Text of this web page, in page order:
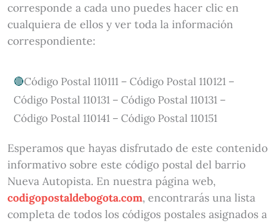
corresponde a cada uno puedes hacer clic en
cualquiera de ellos y ver toda la información
correspondiente:
Código Postal 110111 – Código Postal 110121 –
Código Postal 110131 – Código Postal 110131 –
Código Postal 110141 – Código Postal 110151
Esperamos que hayas disfrutado de este contenido
informativo sobre este código postal del barrio
Nueva Autopista. En nuestra página web,
codigopostaldebogota.com, encontrarás una lista
completa de todos los códigos postales asignados a